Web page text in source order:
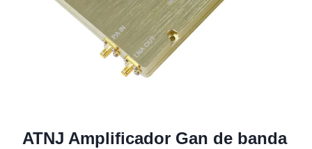
ATNJ Amplificador Gan de banda